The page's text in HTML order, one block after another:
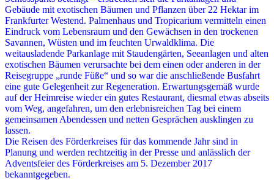
Gebäude mit exotischen Bäumen und Pflanzen über 22 Hektar im
Frankfurter Westend. Palmenhaus und Tropicarium vermitteln einen
Eindruck vom Lebensraum und den Gewächsen in den trockenen
Savannen, Wüsten und im feuchten Urwaldklima. Die
weitausladende Parkanlage mit Staudengärten, Seeanlagen und alten
exotischen Bäumen verursachte bei dem einen oder anderen in der
Reisegruppe „runde Füße“ und so war die anschließende Busfahrt
eine gute Gelegenheit zur Regeneration. Erwartungsgemäß wurde
auf der Heimreise wieder ein gutes Restaurant, diesmal etwas abseits
vom Weg, angefahren, um den erlebnisreichen Tag bei einem
gemeinsamen Abendessen und netten Gesprächen ausklingen zu
lassen.
Die Reisen des Förderkreises für das kommende Jahr sind in
Planung und werden rechtzeitig in der Presse und anlässlich der
Adventsfeier des Förderkreises am 5. Dezember 2017
bekanntgegeben.